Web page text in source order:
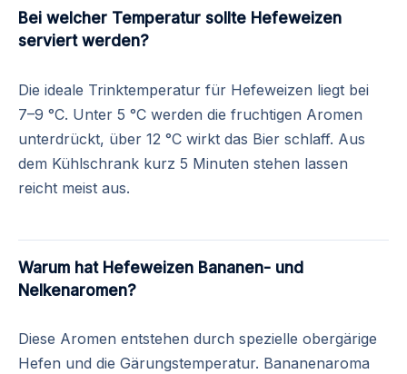
Bei welcher Temperatur sollte Hefeweizen
serviert werden?
Die ideale Trinktemperatur für Hefeweizen liegt bei
7–9 °C. Unter 5 °C werden die fruchtigen Aromen
unterdrückt, über 12 °C wirkt das Bier schlaff. Aus
dem Kühlschrank kurz 5 Minuten stehen lassen
reicht meist aus.
Warum hat Hefeweizen Bananen- und
Nelkenaromen?
Diese Aromen entstehen durch spezielle obergärige
Hefen und die Gärungstemperatur. Bananenaroma